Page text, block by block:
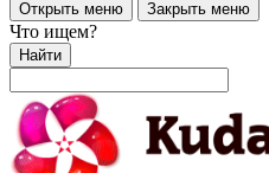
Открыть меню Закрыть меню
Что ищем?
Найти